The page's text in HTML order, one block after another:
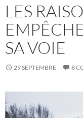
LES
SA VOIE
29 SEPTEMBRE 8